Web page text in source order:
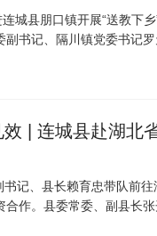
城县朋口镇开展“送教下
书记、隔川镇党委书记罗
| 连城县赴湖北
记、县长赖育忠带队前
作。县委常委、副县长张